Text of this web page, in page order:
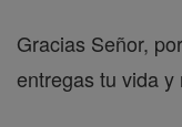
Gracias Señor,
entregas tu vida